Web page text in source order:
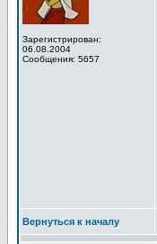
Зарегистрирован:
06.08.2004
Сообщения: 5657
Вернуться к началу